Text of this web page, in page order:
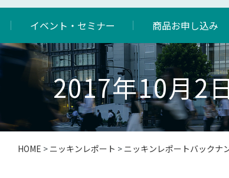
イベント・セミナー 商品お申し込み
2017年10月2
HOME > ニッキンレポート > ニッキンレポートバックナ